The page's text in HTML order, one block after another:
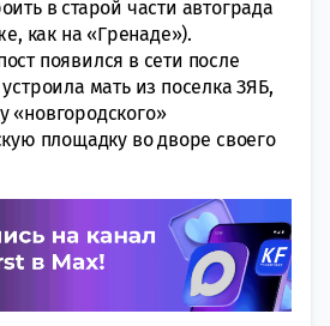
в старой части автограда
как на «Гренаде»).
появился в сети после
мать из поселка ЗЯБ,
«новгородского»
площадку во дворе своего